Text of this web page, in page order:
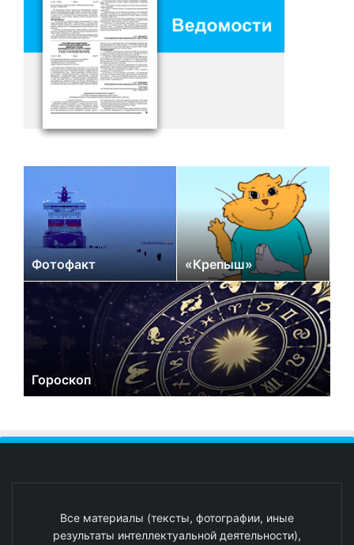
Фотофакт «Крепыш»
Гороскоп
Все материалы (тексты, фотографии, иные
результаты интеллектуальной деятельности),